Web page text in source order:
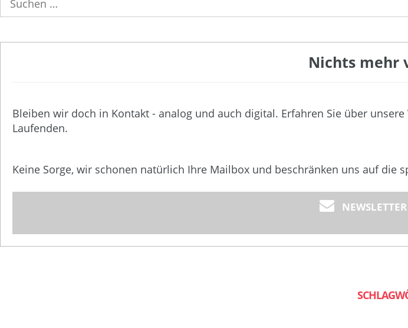
nach:
Nichts mehr
Bleiben wir doch in Kontakt - analog und auch digital. Erfahren Sie über
Laufenden.
Keine Sorge, wir schonen natürlich Ihre Mailbox und beschränken uns auf die